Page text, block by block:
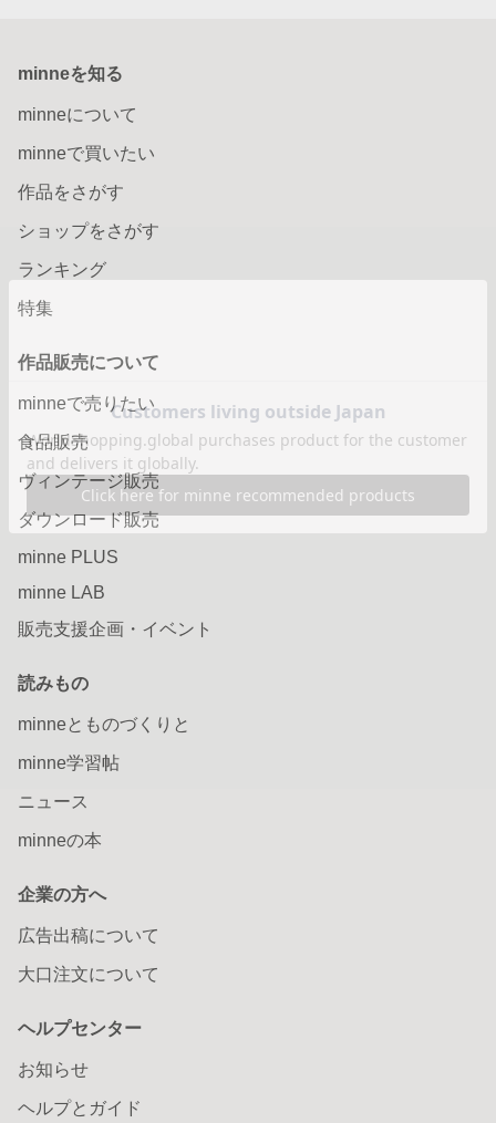
minneを知る
minneについて
minneで買いたい
作品をさがす
ショップをさがす
ランキング
特集
作品販売について
minneで売りたい
食品販売
ヴィンテージ販売
ダウンロード販売
minne PLUS
minne LAB
販売支援企画・イベント
読みもの
minneとものづくりと
minne学習帖
ニュース
minneの本
企業の方へ
広告出稿について
大口注文について
ヘルプセンター
お知らせ
ヘルプとガイド